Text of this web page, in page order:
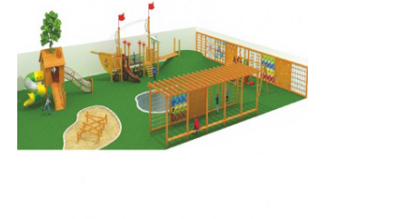
Visita à fábrica
Controle de Qualidade
Contacte-nos